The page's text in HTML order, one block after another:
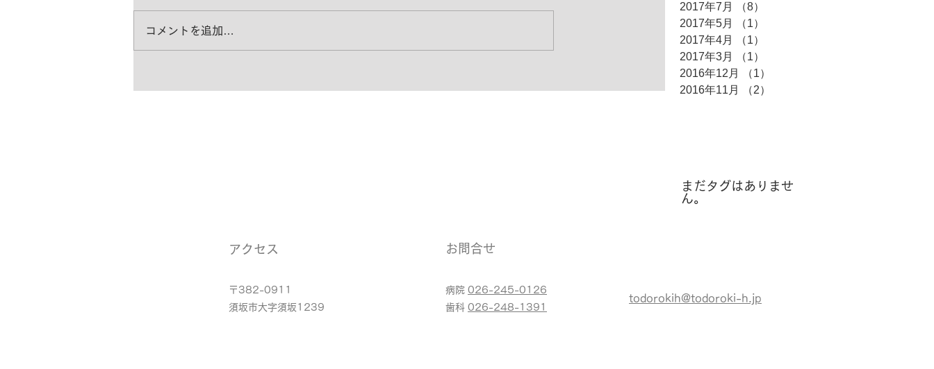
コメントを追加…
2017年7月
（8）
2017年5月
（1）
2017年4月
（1）
2017年3月
（1）
2016年12月
（1）
2016年11月
（2）
まだタグはありませ
ん。
アクセス
〒382-0911
​須坂市大字須坂1239
お問合せ
病院 026-245-0126
​歯科 026-248-1391
todorokih@todoroki-h.jp